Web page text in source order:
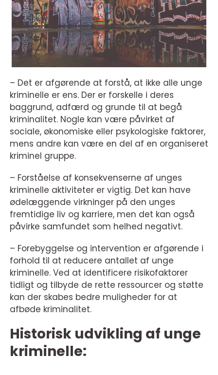
– Det er afgørende at forstå, at ikke alle unge
kriminelle er ens. Der er forskelle i deres
baggrund, adfærd og grunde til at begå
kriminalitet. Nogle kan være påvirket af
sociale, økonomiske eller psykologiske faktorer,
mens andre kan være en del af en organiseret
kriminel gruppe.
– Forståelse af konsekvenserne af unges
kriminelle aktiviteter er vigtig. Det kan have
ødelæggende virkninger på den unges
fremtidige liv og karriere, men det kan også
påvirke samfundet som helhed negativt.
– Forebyggelse og intervention er afgørende i
forhold til at reducere antallet af unge
kriminelle. Ved at identificere risikofaktorer
tidligt og tilbyde de rette ressourcer og støtte
kan der skabes bedre muligheder for at
afbøde kriminalitet.
Historisk udvikling af unge
kriminelle: